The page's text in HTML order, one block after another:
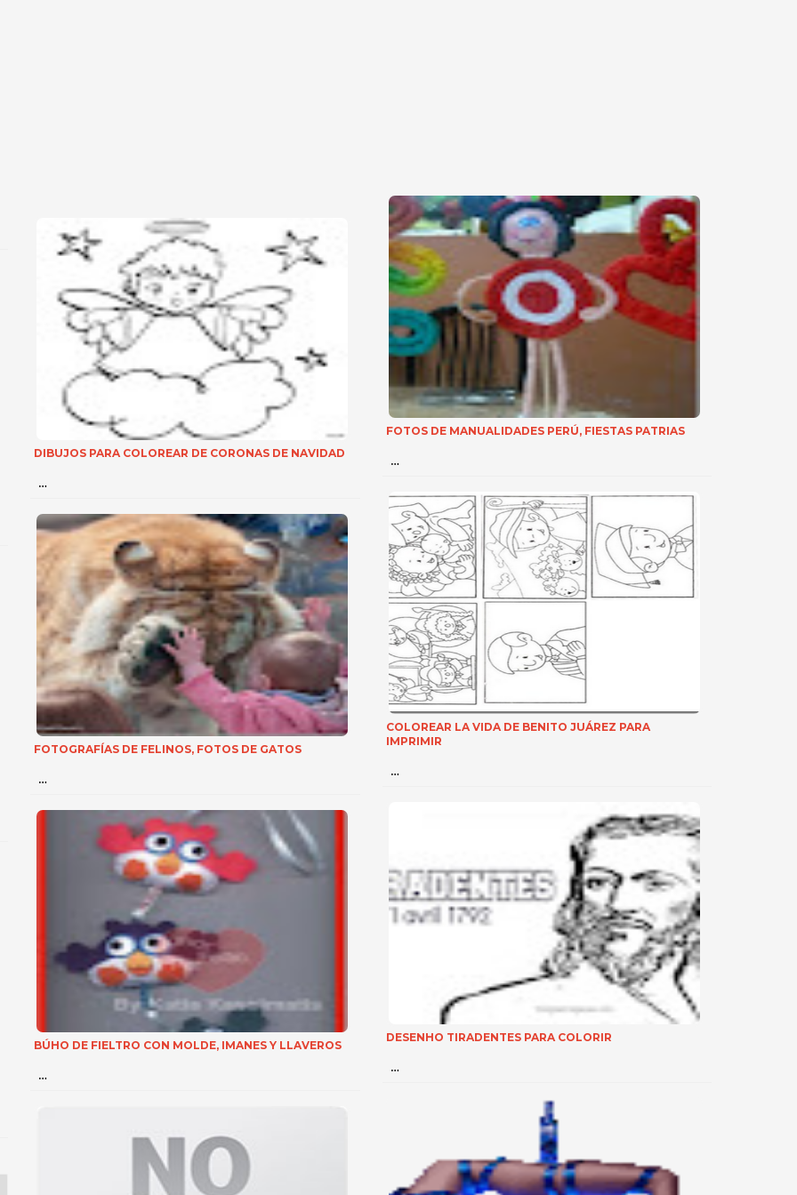
DIBUJOS PARA COLOREAR DE CORONAS DE NAVIDAD
…
FOTOGRAFÍAS DE FELINOS, FOTOS DE GATOS
…
BÚHO DE FIELTRO CON MOLDE, IMANES Y LLAVEROS
…
FOTOS DE MANUALIDADES PERÚ, FIESTAS PATRIAS
…
COLOREAR LA VIDA DE BENITO JUÁREZ PARA
IMPRIMIR
…
DESENHO TIRADENTES PARA COLORIR
…